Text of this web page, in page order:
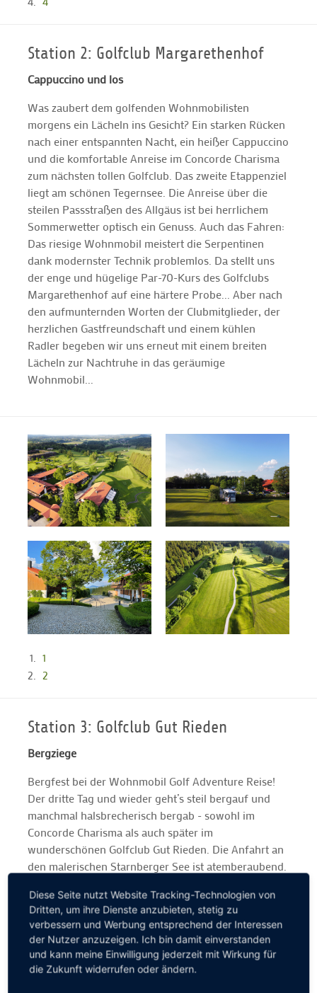
Station 2: Golfclub Margarethenhof
Cappuccino und los
Was zaubert dem golfenden Wohnmobilisten
morgens ein Lächeln ins Gesicht? Ein starken Rücken
nach einer entspannten Nacht, ein heißer Cappuccino
und die komfortable Anreise im Concorde Charisma
zum nächsten tollen Golfclub. Das zweite Etappenziel
liegt am schönen Tegernsee. Die Anreise über die
steilen Passstraßen des Allgäus ist bei herrlichem
Sommerwetter optisch ein Genuss. Auch das Fahren:
Das riesige Wohnmobil meistert die Serpentinen
dank modernster Technik problemlos. Da stellt uns
der enge und hügelige Par-70-Kurs des Golfclubs
Margarethenhof auf eine härtere Probe... Aber nach
den aufmunternden Worten der Clubmitglieder, der
herzlichen Gastfreundschaft und einem kühlen
Radler begeben wir uns erneut mit einem breiten
Lächeln zur Nachtruhe in das geräumige
Wohnmobil...
1
2
Station 3: Golfclub Gut Rieden
Bergziege
Bergfest bei der Wohnmobil Golf Adventure Reise!
Der dritte Tag und wieder geht’s steil bergauf und
manchmal halsbrecherisch bergab - sowohl im
Concorde Charisma als auch später im
wunderschönen Golfclub Gut Rieden. Die Anfahrt an
den malerischen Starnberger See ist atemberaubend.
mit einem grandiosen Alpenpanorama verwöhnt. Ein
kleiner Tipp nach drei Tagen Wohnmobil Golf
Adventure gefällig? Bitte immer vor der Anreise bei
den jeweiligen Golfclubs anrufen und nach
gesperrten Straßen, nicht passierbaren Wegen oder
Diese Seite nutzt Website Tracking-Technologien von
Dritten, um ihre Dienste anzubieten, stetig zu
verbessern und Werbung entsprechend der Interessen
der Nutzer anzuzeigen. Ich bin damit einverstanden
und kann meine Einwilligung jederzeit mit Wirkung für
die Zukunft widerrufen oder ändern.